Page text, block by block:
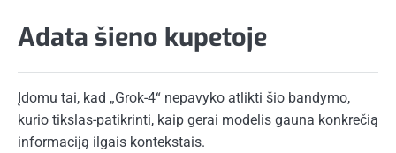
Adata šieno kupetoje
Įdomu tai, kad „Grok-4“ nepavyko atlikti šio bandymo,
kurio tikslas-patikrinti, kaip gerai modelis gauna konkrečią
informaciją ilgais kontekstais.